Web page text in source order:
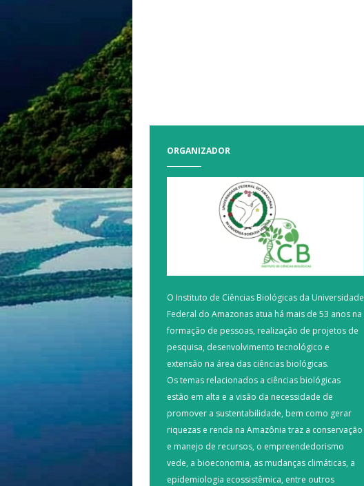
ORGANIZADOR
O Instituto de Ciências Biológicas da Universidade
Federal do Amazonas atua há mais de 53 anos na
formação de pessoas, realização de projetos de
pesquisa, desenvolvimento tecnológico e
extensão na área das ciências biológicas.
Os temas relacionados a ciências biológicas
estão em alta e a visão da necessidade de
promover a sustentabilidade, bem como gerar
riquezas e renda na Amazônia traz a conservação
e manejo de recursos, o empreendedorismo
vede, a bioeconomia, as mudanças climáticas, a
epidemiologia ecossistêmica, entre outros